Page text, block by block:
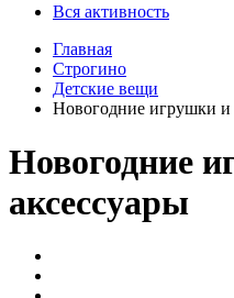
Вся активность
Главная
Строгино
Детские вещи
Новогодние игрушки и
Новогодние
аксессуары